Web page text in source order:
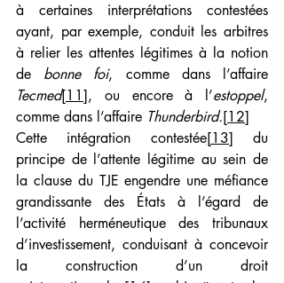
à certaines interprétations contestées
ayant, par exemple, conduit les arbitres
à relier les attentes légitimes à la notion
de bonne foi
Tecmed[11], ou encore à l’estoppel,
comme dans l’affaire Thunderbird.[12]
Cette intégration contestée[13] du
principe de l’attente légitime au sein de
la clause du TJE engendre une méfiance
grandissante des États à l’égard de
l’activité herméneutique des tribunaux
d’investissement, conduisant à concevoir
la construction d’un droit